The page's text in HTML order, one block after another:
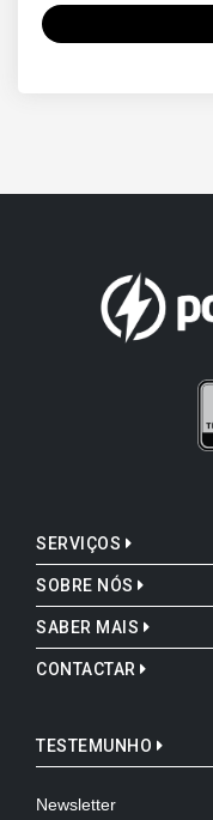
SERVIÇOS
SOBRE NÓS
SABER MAIS
CONTACTAR
TESTEMUNHO
Newsletter